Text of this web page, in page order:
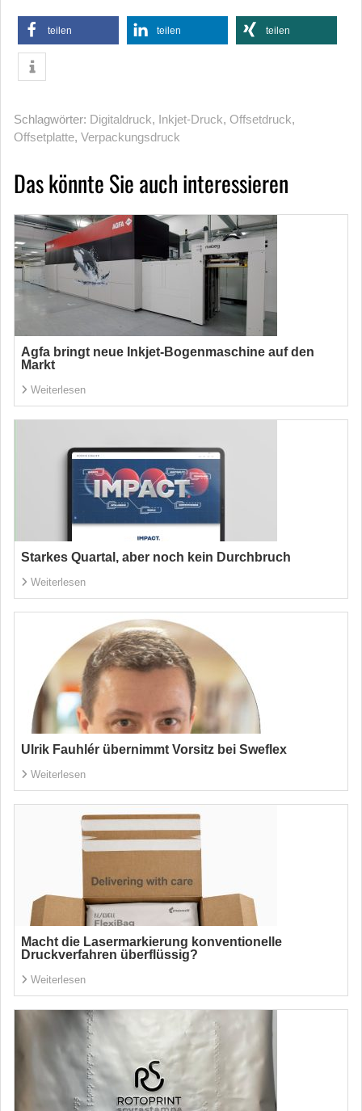
teilen teilen teilen
Schlagwörter: Digitaldruck, Inkjet-Druck, Offsetdruck,
Offsetplatte, Verpackungsdruck
Das könnte Sie auch interessieren
Agfa bringt neue Inkjet-Bogenmaschine auf den
Markt
Weiterlesen
Starkes Quartal, aber noch kein Durchbruch
Weiterlesen
Ulrik Fauhlér übernimmt Vorsitz bei Sweflex
Weiterlesen
Macht die Lasermarkierung konventionelle
Druckverfahren überflüssig?
Weiterlesen